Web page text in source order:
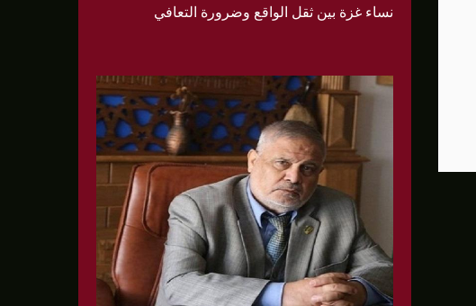
نساء غزة بين ثقل الواقع وضرورة التعافي